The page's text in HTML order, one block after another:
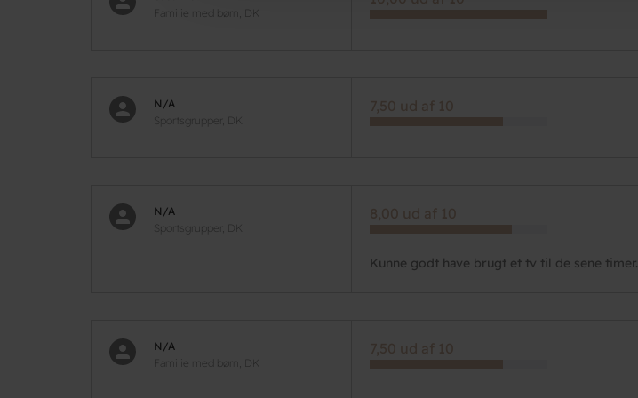
Familie med børn, DK
N/A
Sportsgrupper, DK
7,50 ud af 10
N/A
Sportsgrupper, DK
8,00 ud af 10
Kunne godt have brugt et tv til de sene timer.
N/A
Familie med børn, DK
7,50 ud af 10